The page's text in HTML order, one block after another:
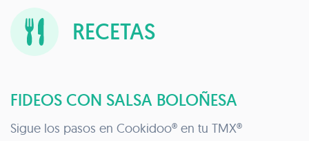
RECETAS
FIDEOS CON SALSA BOLOÑESA
Sigue los pasos en Cookidoo® en tu TMX®